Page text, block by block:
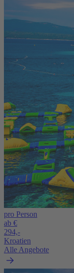
pro Person
ab €
294,-
Kroatien
Alle Angebote